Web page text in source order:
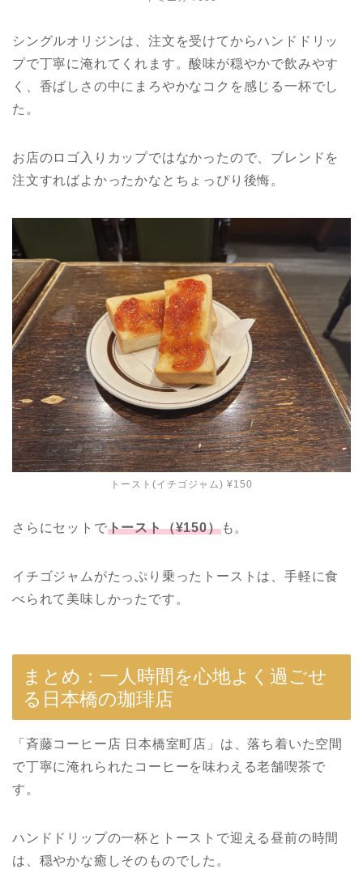
シングルオリジンは、注文を受けてからハンドドリッ
プで丁寧に淹れてくれます。酸味が穏やかで飲みやす
く、香ばしさの中にまろやかなコクを感じる一杯でし
た。
お店のロゴ入りカップではなかったので、ブレンドを
注文すればよかったかなとちょっぴり後悔。
トースト(イチゴジャム) ¥150
さらにセットでトースト（¥150）も。
イチゴジャムがたっぷり乗ったトーストは、手軽に食
べられて美味しかったです。
まとめ：一人時間を心地よく過ごせ
る日本橋の珈琲店
「斉藤コーヒー店 日本橋室町店」は、落ち着いた空間
で丁寧に淹れられたコーヒーを味わえる老舗喫茶で
す。
ハンドドリップの一杯とトーストで迎える昼前の時間
は、穏やかな癒しそのものでした。